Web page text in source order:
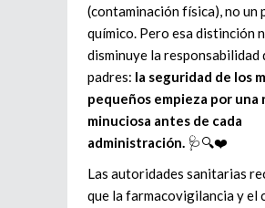
(contaminación física), no un
químico. Pero esa distinción
disminuye la responsabilidad
padres: la seguridad de los
pequeños empieza por una
minuciosa antes de cada
administración. 🩺🔍❤️
Las autoridades sanitarias
que la farmacovigilancia y el